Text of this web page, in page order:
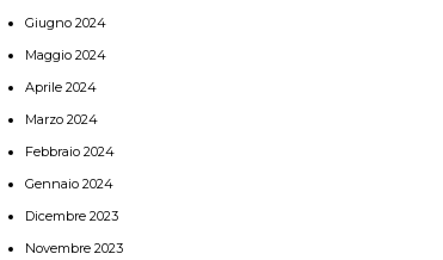
Giugno 2024
Maggio 2024
Aprile 2024
Marzo 2024
Febbraio 2024
Gennaio 2024
Dicembre 2023
Novembre 2023